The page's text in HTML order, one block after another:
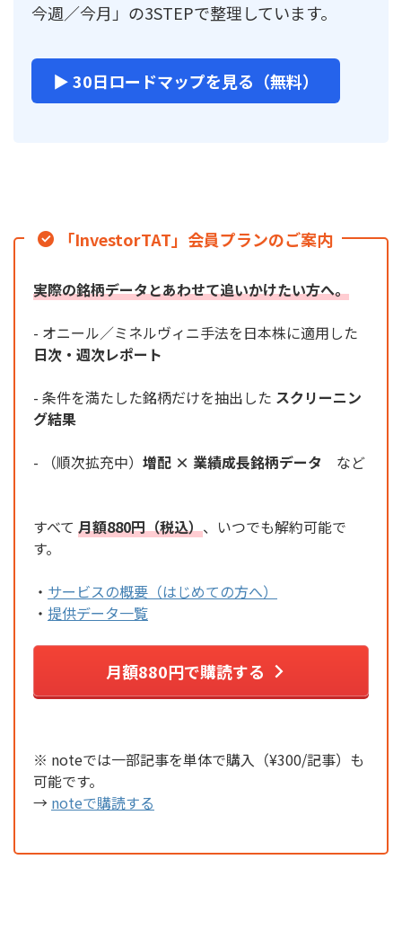
今週／今月」の3STEPで整理しています。
▶ 30日ロードマップを見る（無料）
「InvestorTAT」会員プランのご案内
実際の銘柄データとあわせて追いかけたい方へ。
- オニール／ミネルヴィニ手法を日本株に適用した
日次・週次レポート
- 条件を満たした銘柄だけを抽出した スクリーニン
グ結果
- （順次拡充中） 増配 × 業績成長銘柄データ など
すべて 月額880円（税込）、いつでも解約可能で
す。
・ サービスの概要（はじめての方へ）
・ 提供データ一覧
月額880円で購読する
※ noteでは一部記事を単体で購入（¥300/記事）も
可能です。
→ noteで購読する